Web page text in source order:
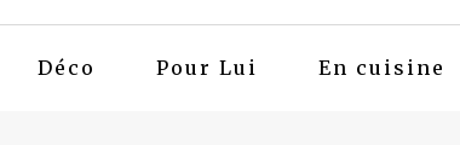
Déco Pour Lui En cuisine